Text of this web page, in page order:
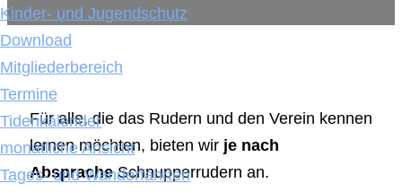
Kinder- und Jugendschutz
Download
Mitgliederbereich
Termine
Tidenkalender
monatliche Ansicht
Tages- und Wanderfahrten
Für alle, die das Rudern und den Verein kennen
lernen möchten, bieten wir je nach
AbspracheSchnupperrudern an.